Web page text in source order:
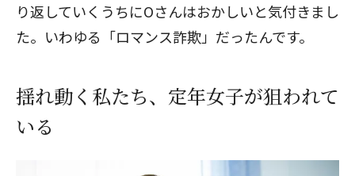
り返していくうちにOさんはおかしいと気付きまし
た。いわゆる「ロマンス詐欺」だったんです。
揺れ動く私たち、定年女子が狙われて
いる